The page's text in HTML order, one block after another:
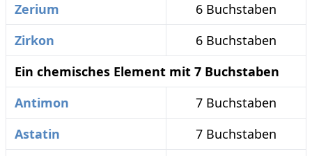
Zerium
6 Buchstaben
Zirkon
6 Buchstaben
Ein chemisches Element mit 7 Buchstaben
Antimon
7 Buchstaben
Astatin
7 Buchstaben